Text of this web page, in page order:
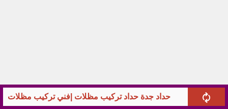
حداد جدة حداد تركيب مظلات |فني تركيب مظلات